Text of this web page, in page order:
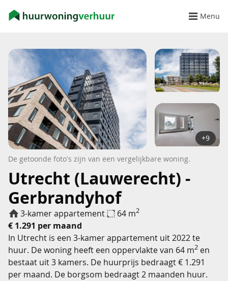
Menu
Utrecht (Lauwerecht) -
Gerbrandyhof
3-kamer appartement 64 m2
€ 1.291 per maand
+9
De getoonde foto's zijn van een vergelijkbare woning.
In Utrecht is een 3-kamer appartement uit 2022 te
huur. De woning heeft een oppervlakte van 64 m2 en
bestaat uit 3 kamers. De huurprijs bedraagt € 1.291
per maand. De borgsom bedraagt 2 maanden huur.